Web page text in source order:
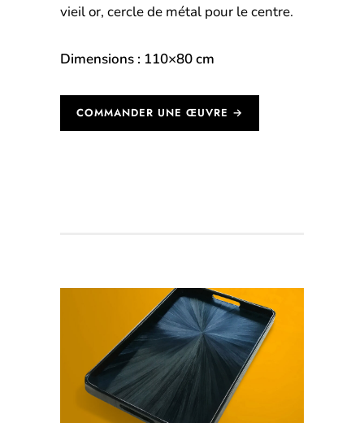
vieil or, cercle de métal pour le centre.
Dimensions : 110×80 cm
COMMANDER UNE ŒUVRE →